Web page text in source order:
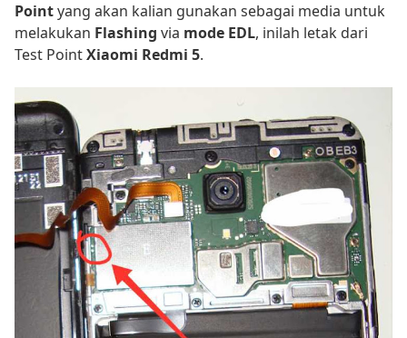
Pointyang akan kalian gunakan sebagai media untuk
melakukan Flashing via mode EDL, inilah letak dari
Test PointXiaomi Redmi 5.